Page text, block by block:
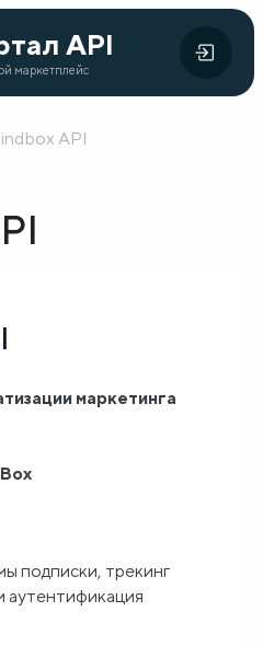
API
маркетплейс
API
маркетинга
подписки, трекинг
аутентификация